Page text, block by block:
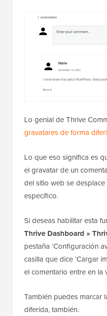
Lo genial de Thrive
gravatares de forma
Lo que eso significa es
el gravatar de un
del sitio web se
específico.
Si deseas habilitar esta
Thrive Dashboard »
pestaña ‘Configuración
casilla que dice ‘Cargar
el comentario entre en la
También puedes marcar
diferida, también.